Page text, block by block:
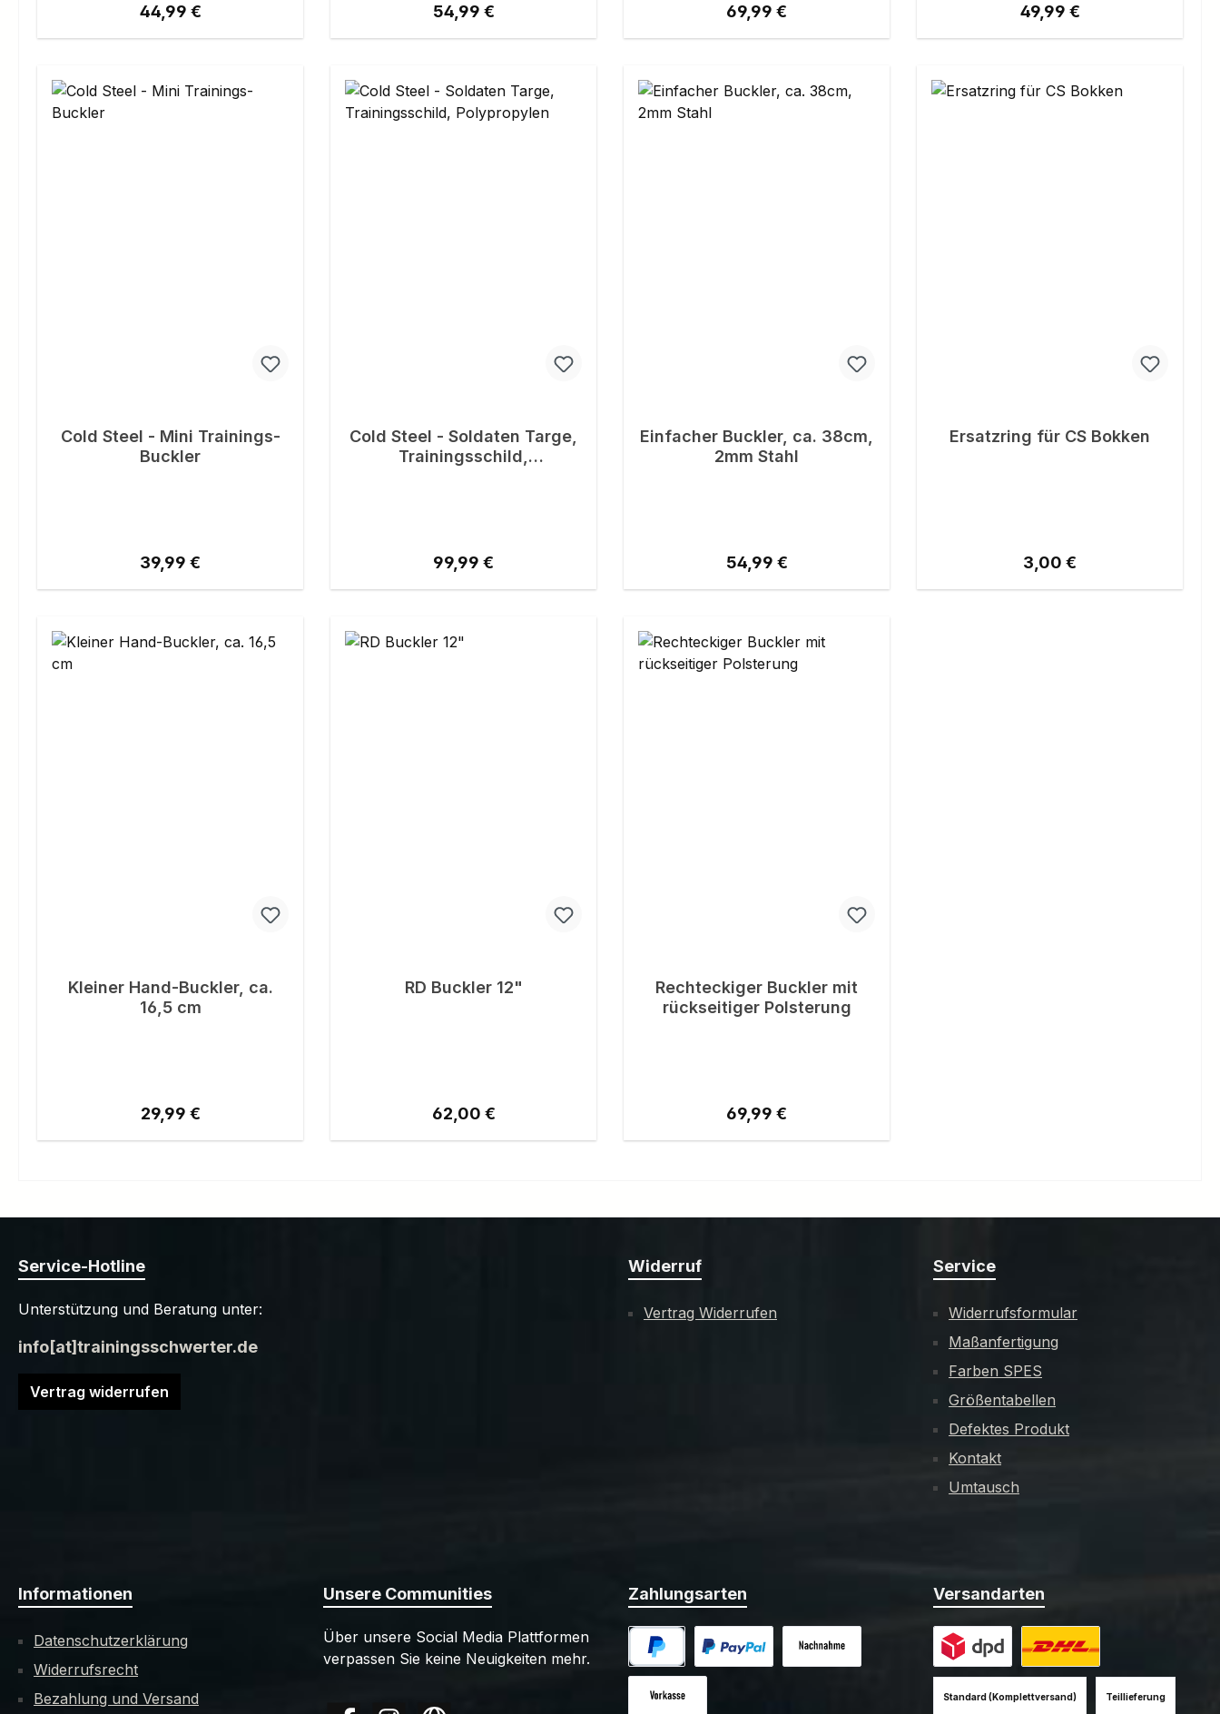
Regulärer Preis:
44,99 € Regulärer Preis:
54,99 € Regulärer Preis:
69,99 € Regulärer Preis:
49,99 €
Cold Steel - Mini Trainings-
Buckler
Regulärer Preis:
39,99 €
Cold Steel - Soldaten Targe,
Trainingsschild,
Regulärer Preis:
99,99 €
Einfacher Buckler, ca. 38cm,
2mm Stahl
Regulärer Preis:
54,99 €
Ersatzring für CS Bokken
Regulärer Preis:
3,00 €
Kleiner Hand-Buckler, ca.
16,5 cm
Regulärer Preis:
29,99 €
RD Buckler 12"
Regulärer Preis:
62,00 €
Rechteckiger Buckler mit
rückseitiger Polsterung
Regulärer Preis:
69,99 €
Service-Hotline
Unterstützung und Beratung unter:
info[at]trainingsschwerter.de
Vertrag widerrufen
Widerruf
Vertrag Widerrufen
Service
Widerrufsformular
Maßanfertigung
Farben SPES
Größentabellen
Defektes Produkt
Kontakt
Umtausch
Informationen
Datenschutzerklärung
Widerrufsrecht
Bezahlung und Versand
Unsere Communities
Über unsere Social Media Plattformen
verpassen Sie keine Neuigkeiten mehr.
Zahlungsarten
PayPal Nachnahme (+12EUR)
Benutzerdefiniertes Bild 1
Versandarten
Standard (Komplettversand) Teillieferung
Benutzerdefiniertes Bild 1
Benutzerdefiniertes Bild 2